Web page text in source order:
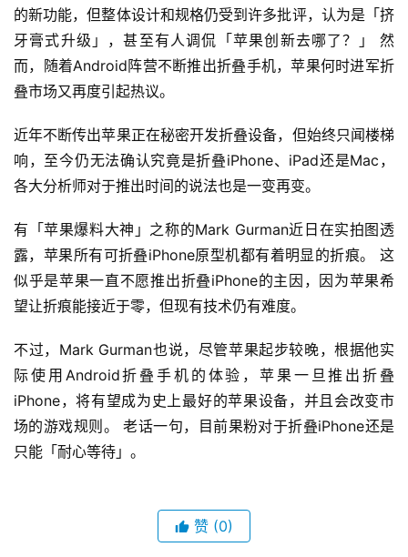
的新功能，但整体设计和规格仍受到许多批评，认为是「挤
牙膏式升级」，甚至有人调侃「苹果创新去哪了？」 然
而，随着Android阵营不断推出折叠手机，苹果何时进军折
叠市场又再度引起热议。
近年不断传出苹果正在秘密开发折叠设备，但始终只闻楼梯
响，至今仍无法确认究竟是折叠iPhone、iPad还是Mac，
各大分析师对于推出时间的说法也是一变再变。
有「苹果爆料大神」之称的Mark Gurman近日在实拍图透
露，苹果所有可折叠iPhone原型机都有着明显的折痕。 这
似乎是苹果一直不愿推出折叠iPhone的主因，因为苹果希
望让折痕能接近于零，但现有技术仍有难度。
不过，Mark Gurman也说，尽管苹果起步较晚，根据他实
际使用Android折叠手机的体验，苹果一旦推出折叠
iPhone，将有望成为史上最好的苹果设备，并且会改变市
场的游戏规则。 老话一句，目前果粉对于折叠iPhone还是
只能「耐心等待」。
赞 (0)